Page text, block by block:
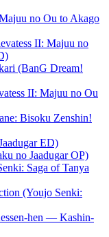
no Ou to Akago
II: Majuu no
(BanG Dream!
II: Majuu no Ou
Bisoku Zenshin!
ED)
no Jaadugar OP)
Saga of Tanya
(Youjo Senki:
hen — Kashin-